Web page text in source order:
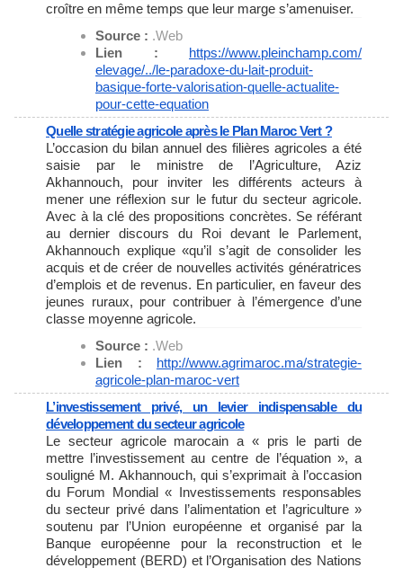
croître en même temps que leur marge s’amenuiser.
Source : .Web
Lien : https://www.pleinchamp.com/
elevage/../le-paradoxe-du-lait-produit-
basique-forte-valorisation-quelle-actualite-
pour-cette-equation
Quelle stratégie agricole après le Plan Maroc Vert ?
L’occasion du bilan annuel des filières agricoles a été
saisie par le ministre de l’Agriculture, Aziz
Akhannouch, pour inviter les différents acteurs à
mener une réflexion sur le futur du secteur agricole.
Avec à la clé des propositions concrètes. Se référant
au dernier discours du Roi devant le Parlement,
Akhannouch explique «qu’il s’agit de consolider les
acquis et de créer de nouvelles activités génératrices
d’emplois et de revenus. En particulier, en faveur des
jeunes ruraux, pour contribuer à l’émergence d’une
classe moyenne agricole.
Source : .Web
Lien : http://www.agrimaroc.ma/strategie-
agricole-plan-maroc-vert
L’investissement privé, un levier indispensable du
développement du secteur agricole
Le secteur agricole marocain a « pris le parti de
mettre l’investissement au centre de l’équation », a
souligné M. Akhannouch, qui s’exprimait à l’occasion
du Forum Mondial « Investissements responsables
du secteur privé dans l’alimentation et l’agriculture »
soutenu par l’Union européenne et organisé par la
Banque européenne pour la reconstruction et le
développement (BERD) et l’Organisation des Nations